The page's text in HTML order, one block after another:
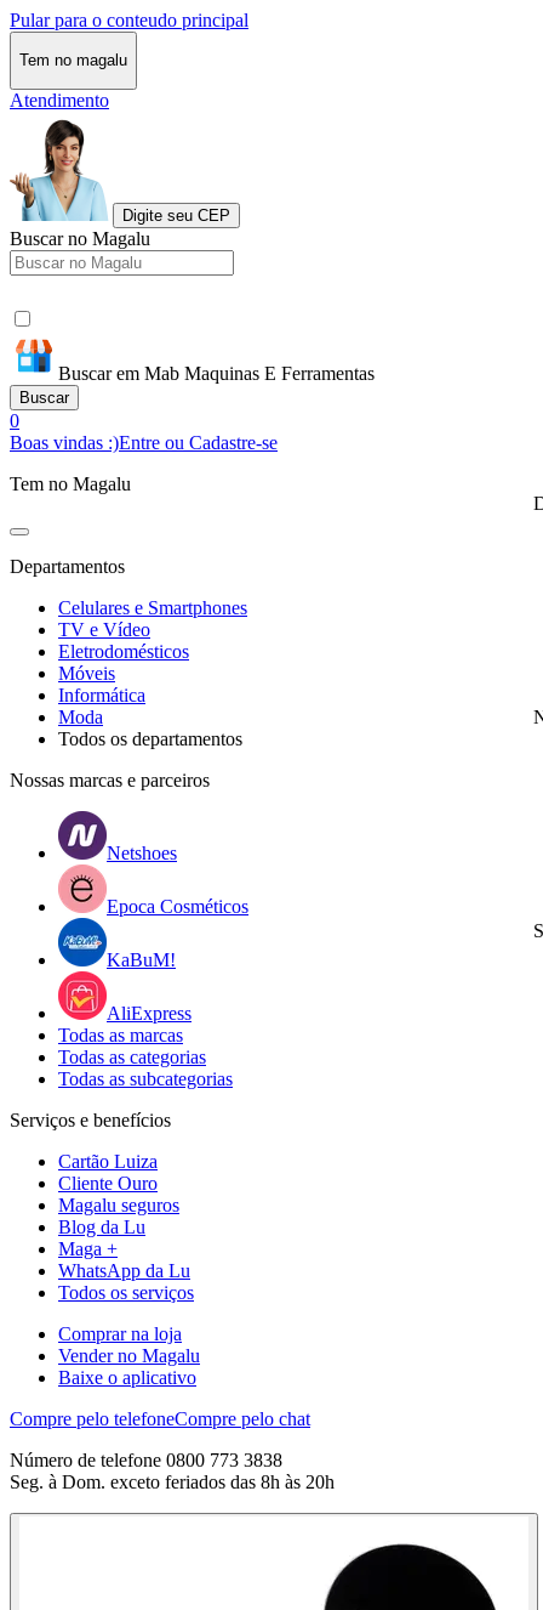
Pular para o conteudo principal
Tem no magalu
Atendimento
Digite seu CEP
Buscar no Magalu
Buscar em Mab Maquinas E Ferramentas
Buscar
0
Boas vindas :)Entre ou Cadastre-se
Tem no Magalu
Departamentos
Celulares e Smartphones
TV e Vídeo
Eletrodomésticos
Móveis
Informática
Moda
Todos os departamentos
Nossas marcas e parceiros
Netshoes
Epoca Cosméticos
KaBuM!
AliExpress
Todas as marcas
Todas as categorias
Todas as subcategorias
Serviços e benefícios
Cartão Luiza
Cliente Ouro
Magalu seguros
Blog da Lu
Maga +
WhatsApp da Lu
Todos os serviços
Comprar na loja
Vender no Magalu
Baixe o aplicativo
Compre pelo telefoneCompre pelo chat
Número de telefone 0800 773 3838
Seg. à Dom. exceto feriados das 8h às 20h